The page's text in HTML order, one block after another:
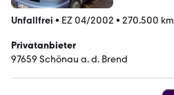
Unfallfrei • EZ 04/2002 • 270.500 km
Privatanbieter
97659 Schönau a. d. Brend